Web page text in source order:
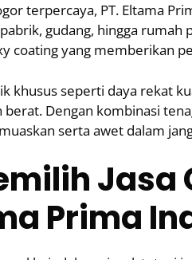
terpercaya, PT. Eltama
gudang, hingga
coating yang memberikan
khusus seperti daya rekat
Dengan kombinasi
serta awet dalam
Jasa
Prima